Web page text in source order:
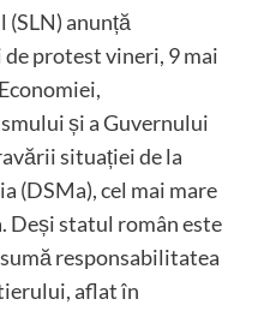
anunță
protest vineri, 9 mai
și a Guvernului
situației de la
(DSMa), cel mai mare
Deși statul român este
responsabilitatea
aflat în